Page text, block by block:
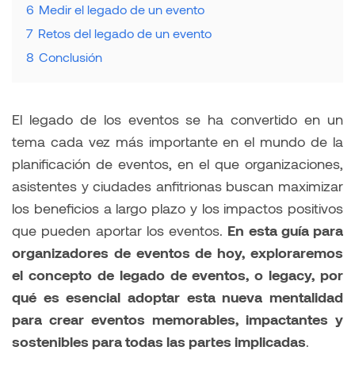
6 Medir el legado de un evento
7 Retos del legado de un evento
8 Conclusión
El legado de los eventos se ha convertido en un
tema cada vez más importante en el mundo de la
planificación de eventos, en el que organizaciones,
asistentes y ciudades anfitrionas buscan maximizar
los beneficios a largo plazo y los impactos positivos
que pueden aportar los eventos. En esta guía para
organizadores de eventos de hoy, exploraremos
el concepto de legado de eventos, o legacy, por
qué es esencial adoptar esta nueva mentalidad
para crear eventos memorables, impactantes y
sostenibles para todas las partes implicadas.